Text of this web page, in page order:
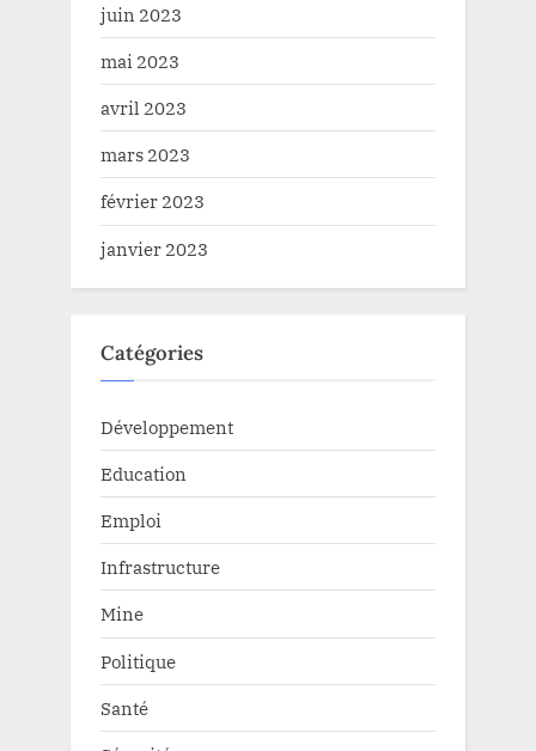
juin 2023
mai 2023
avril 2023
mars 2023
février 2023
janvier 2023
Catégories
Développement
Education
Emploi
Infrastructure
Mine
Politique
Santé